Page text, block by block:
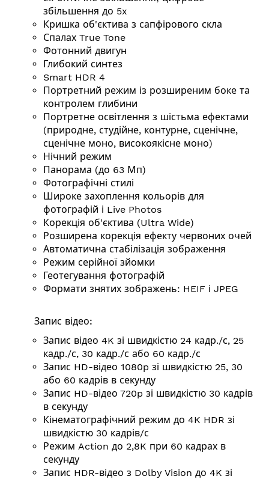
збільшення до 5x
Кришка об'єктива з сапфірового скла
Спалах True Tone
Фотонний двигун
Глибокий синтез
Smart HDR 4
Портретний режим із розширеним боке та
контролем глибини
Портретне освітлення з шістьма ефектами
(природне, студійне, контурне, сценічне,
сценічне моно, високоякісне моно)
Нічний режим
Панорама (до 63 Мп)
Фотографічні стилі
Широке захоплення кольорів для
фотографій і Live Photos
Корекція об'єктива (Ultra Wide)
Розширена корекція ефекту червоних очей
Автоматична стабілізація зображення
Режим серійної зйомки
Геотегування фотографій
Формати знятих зображень: HEIF і JPEG
Запис відео:
Запис відео 4K зі швидкістю 24 кадр./с, 25
кадр./с, 30 кадр./с або 60 кадр./с
Запис HD-відео 1080p зі швидкістю 25, 30
або 60 кадрів в секунду
Запис HD-відео 720p зі швидкістю 30 кадрів
в секунду
Кінематографічний режим до 4K HDR зі
швидкістю 30 кадрів/с
Режим Action до 2,8K при 60 кадрах в
секунду
Запис HDR-відео з Dolby Vision до 4K зі